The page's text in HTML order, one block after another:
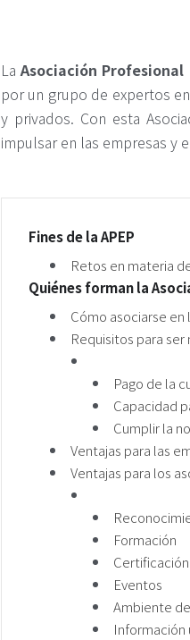
LaAsociación Profesional
por un grupo de expertos
y privados. Con esta
impulsar en las empresas y
Fines de la APEP
Retos en materia
Quiénes forman la
Cómo asociarse en
Requisitos para
Pago de la
Capacidad
Cumplir la
Ventajas para las
Ventajas para los
Formación
Eventos
Ambiente
Información